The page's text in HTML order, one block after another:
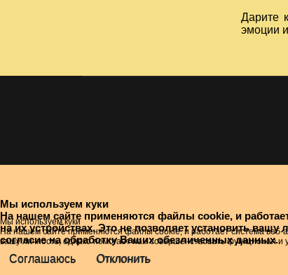
Мы используем куки
На нашем сайте применяются файлы cookie, и
на их устройствах. Это не позволяет установить
согласие на обработку Ваших обезличенных данных.
Соглашаюсь
Отклонить
Дарите
эмоции
Мы используем куки
На нашем сайте применяются файлы cookie, и работает система веб-
вашу личность, однако помогает нам совершенствовать функционал
Соглашаюсь Отклонить